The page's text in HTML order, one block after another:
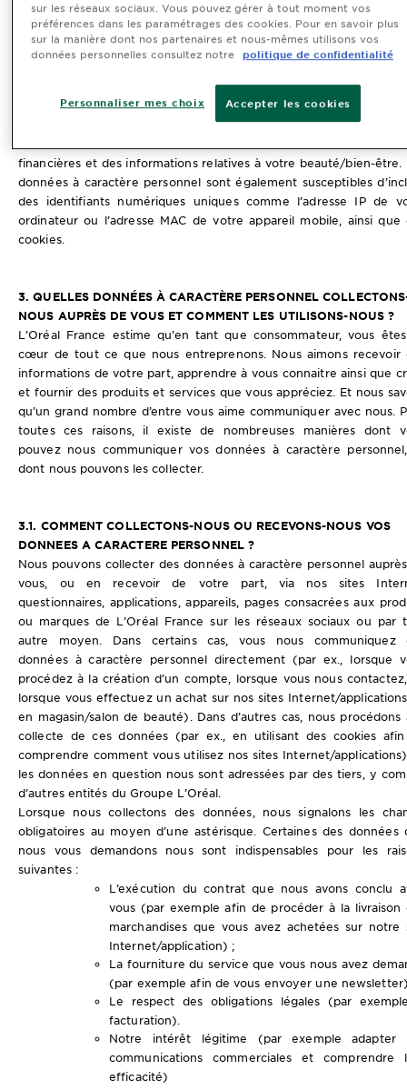
Les « données à caractère personnel » désignent toute
susceptible de vous identifier directement (par ex., votre
indirectement (par ex., par le biais de données
personnel incluent des informations telles que des
postales/de messagerie, numéro de téléphone portable,
d’utilisateur, photos de profil, préférences personnelles et
financières et des informations relatives à votre beauté/bien-être.
données à caractère personnel sont également susceptibles
des identifiants numériques uniques comme l’adresse IP de
ordinateur ou l’adresse MAC de votre appareil mobile, ainsi que
cookies.
3. QUELLES DONNÉES À CARACTÈRE PERSONNEL
NOUS AUPRÈS DE VOUS ET COMMENT LES UTILISONS-NOUS ?
L’Oréal France estime qu’en tant que consommateur, vous
cœur de tout ce que nous entreprenons. Nous aimons recevoir
informations de votre part, apprendre à vous connaitre ainsi que
et fournir des produits et services que vous appréciez. Et nous
qu’un grand nombre d’entre vous aime communiquer avec nous.
toutes ces raisons, il existe de nombreuses manières dont
pouvez nous communiquer vos données à caractère
dont nous pouvons les collecter.
3.1. COMMENT COLLECTONS-NOUS OU RECEVONS-NOUS VOS
DONNEES A CARACTERE PERSONNEL ?
Nous pouvons collecter des données à caractère personnel
vous, ou en recevoir de votre part, via nos sites
questionnaires, applications, appareils, pages consacrées aux
ou marques de L’Oréal France sur les réseaux sociaux ou par
autre moyen. Dans certains cas, vous nous communiquez
données à caractère personnel directement (par ex., lorsque
procédez à la création d’un compte, lorsque vous nous
lorsque vous effectuez un achat sur nos sites Internet/
en magasin/salon de beauté). Dans d’autres cas, nous procédons
collecte de ces données (par ex., en utilisant des cookies
comprendre comment vous utilisez nos sites Internet/
les données en question nous sont adressées par des tiers, y
d’autres entités du Groupe L’Oréal.
Lorsque nous collectons des données, nous signalons les
obligatoires au moyen d’une astérisque. Certaines des données
nous vous demandons nous sont indispensables pour les
suivantes :
L’exécution du contrat que nous avons conclu
vous (par exemple afin de procéder à la livraison
marchandises que vous avez achetées sur notre
Internet/application) ;
La fourniture du service que vous nous avez
(par exemple afin de vous envoyer une
Le respect des obligations légales (par
facturation).
Notre intérêt légitime (par exemple adapter
communications commerciales et comprendre
efficacité)
sur les réseaux sociaux. Vous pouvez gérer à tout moment vos
préférences dans les paramétrages des cookies. Pour en savoir plus
sur la manière dont nos partenaires et nous-mêmes utilisons vos
données personnelles consultez notre
politique de confidentialité
Accepter les cookies
Personnaliser mes choix